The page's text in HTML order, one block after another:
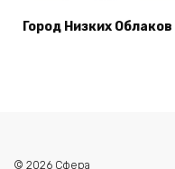
Город Низких Облаков
© 2026 Сфера